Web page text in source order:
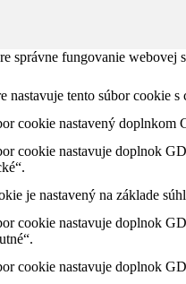
správne fungovanie
nastavuje tento súbor cookie
cookie nastavený doplnkom
cookie nastavuje doplnok
je nastavený na základe
cookie nastavuje doplnok
cookie nastavuje doplnok